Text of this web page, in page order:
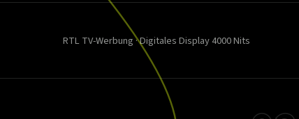
RTL TV-Werbung · Digitales Display 4000 Nits